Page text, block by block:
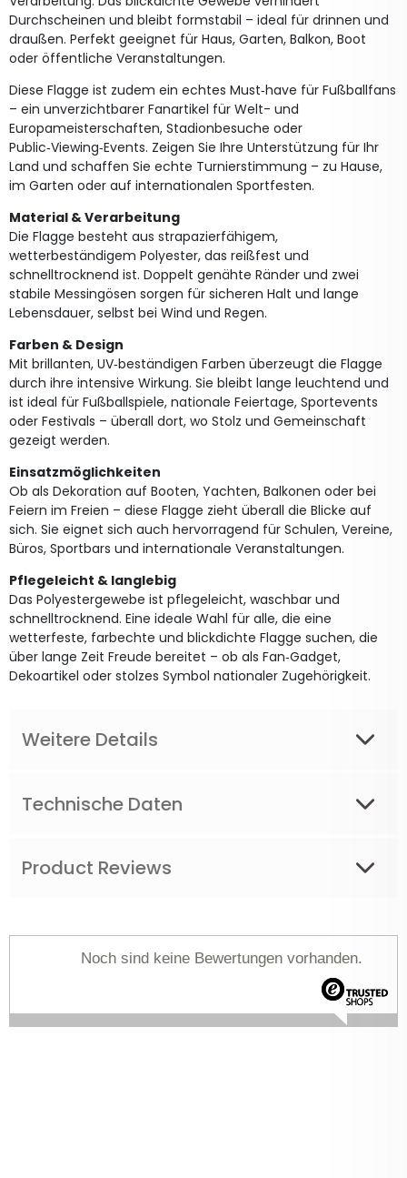
Durchscheinen und bleibt formstabil – ideal für drinnen und
draußen. Perfekt geeignet für Haus, Garten, Balkon, Boot
oder öffentliche Veranstaltungen.
Diese Flagge ist zudem ein echtes Must‑have für Fußballfans
– ein unverzichtbarer Fanartikel für Welt- und
Europameisterschaften, Stadionbesuche oder
Public‑Viewing‑Events. Zeigen Sie Ihre Unterstützung für Ihr
Land und schaffen Sie echte Turnierstimmung – zu Hause,
im Garten oder auf internationalen Sportfesten.
Material & Verarbeitung
Die Flagge besteht aus strapazierfähigem,
wetterbeständigem Polyester, das reißfest und
schnelltrocknend ist. Doppelt genähte Ränder und zwei
stabile Messingösen sorgen für sicheren Halt und lange
Lebensdauer, selbst bei Wind und Regen.
Farben & Design
Mit brillanten, UV‑beständigen Farben überzeugt die Flagge
durch ihre intensive Wirkung. Sie bleibt lange leuchtend und
ist ideal für Fußballspiele, nationale Feiertage, Sportevents
oder Festivals – überall dort, wo Stolz und Gemeinschaft
gezeigt werden.
Einsatzmöglichkeiten
Ob als Dekoration auf Booten, Yachten, Balkonen oder bei
Feiern im Freien – diese Flagge zieht überall die Blicke auf
sich. Sie eignet sich auch hervorragend für Schulen, Vereine,
Büros, Sportbars und internationale Veranstaltungen.
Pflegeleicht & langlebig
Das Polyestergewebe ist pflegeleicht, waschbar und
schnelltrocknend. Eine ideale Wahl für alle, die eine
wetterfeste, farbechte und blickdichte Flagge suchen, die
über lange Zeit Freude bereitet – ob als Fan‑Gadget,
Dekoartikel oder stolzes Symbol nationaler Zugehörigkeit.
Weitere Details
Technische Daten
Product Reviews
Noch sind keine Bewertungen vorhanden.